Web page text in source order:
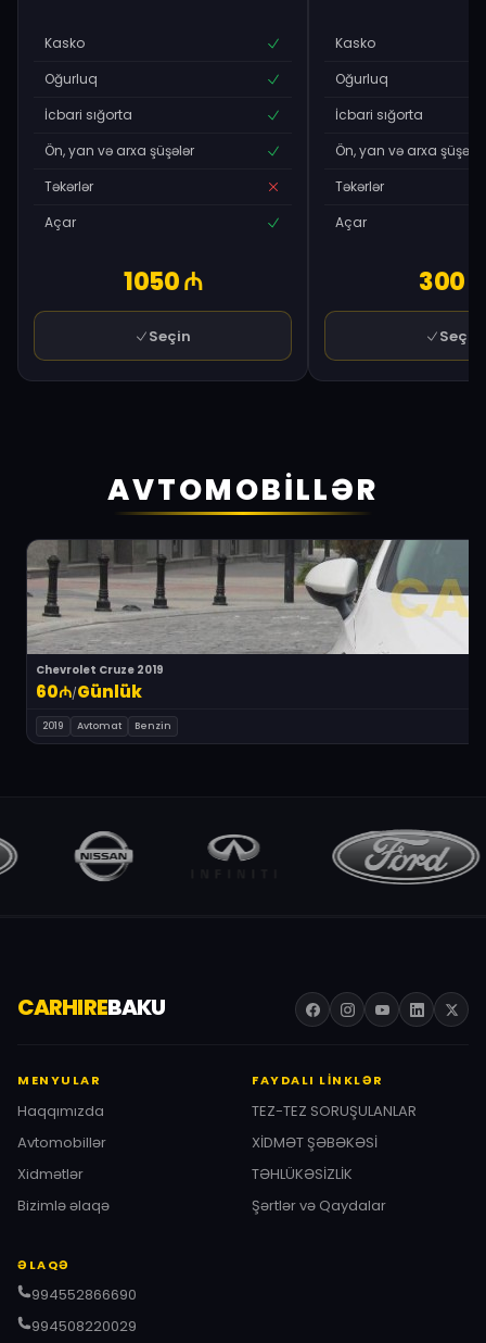
Kasko
Oğurluq
İcbari sığorta
Ön, yan və arxa şüşələr
Təkərlər
Açar
1050 ₼
Seçin
Kasko
Oğurluq
İcbari sığorta
Ön, yan və arxa şüşələr
Təkərlər
Açar
300
Seçin
AVTOMOBİLLƏR
Chevrolet Cruze 2019
60₼/Günlük
2019 Avtomat Benzin
CARHIREBAKU
MENYULAR
Haqqımızda
Avtomobillər
Xidmətlər
Bizimlə əlaqə
FAYDALI LINKLƏR
TEZ-TEZ SORUŞULANLAR
XİDMƏT ŞƏBƏKƏSİ
TƏHLÜKƏSİZLİK
Şərtlər və Qaydalar
ƏLAQƏ
994552866690
994508220029